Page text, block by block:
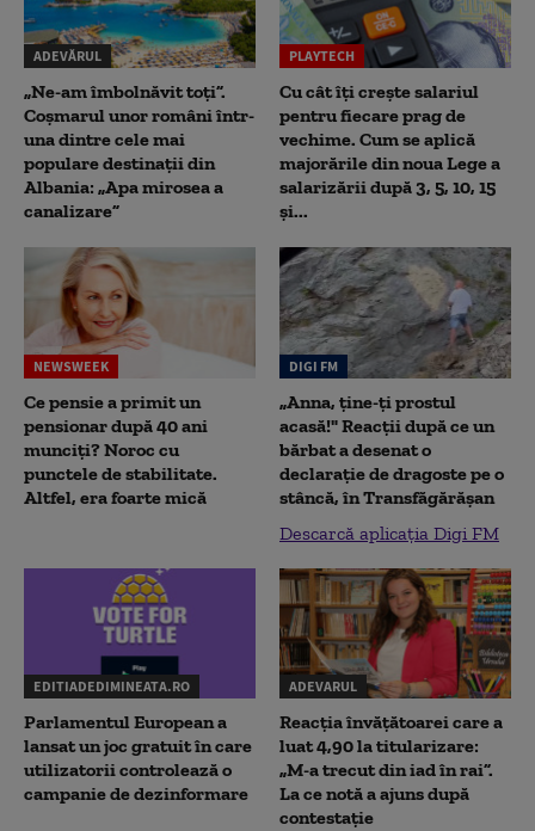
ADEVĂRUL
„Ne-am îmbolnăvit toți”.
Coșmarul unor români într-
una dintre cele mai
populare destinații din
Albania: „Apa mirosea a
canalizare”
PLAYTECH
Cu cât îți crește salariul
pentru fiecare prag de
vechime. Cum se aplică
majorările din noua Lege a
salarizării după 3, 5, 10, 15
și...
NEWSWEEK
Ce pensie a primit un
pensionar după 40 ani
munciți? Noroc cu
punctele de stabilitate.
Altfel, era foarte mică
DIGI FM
„Anna, ţine-ţi prostul
acasă!" Reacţii după ce un
bărbat a desenat o
declaraţie de dragoste pe o
stâncă, în Transfăgărăşan
Descarcă aplicația Digi FM
EDITIADEDIMINEATA.RO
Parlamentul European a
lansat un joc gratuit în care
utilizatorii controlează o
campanie de dezinformare
ADEVARUL
Reacția învățătoarei care a
luat 4,90 la titularizare:
„M-a trecut din iad în rai”.
La ce notă a ajuns după
contestație